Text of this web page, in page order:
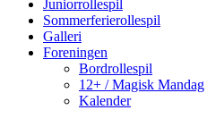
Juniorrollespil
Sommerferierollespil
Galleri
Foreningen
Bordrollespil
12+ / Magisk Mandag
Kalender